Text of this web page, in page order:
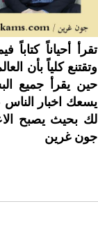
تقرأ أحياناً كتاباً
وتقتنع كلياً بأن
حين يقرأ جميع
يسعك اخبار الناس
لك بحيث يصبح
جون غرين